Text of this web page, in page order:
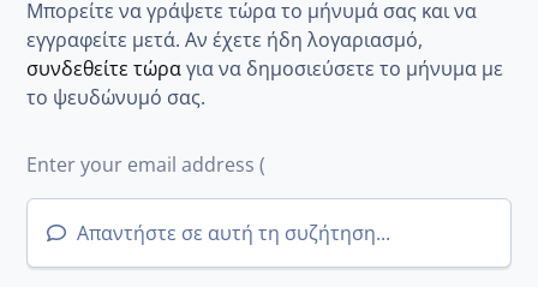
Μπορείτε να γράψετε τώρα το μήνυμά σας και να
εγγραφείτε μετά. Αν έχετε ήδη λογαριασμό,
συνδεθείτε τώραγια να δημοσιεύσετε το μήνυμα με
το ψευδώνυμό σας.
Απαντήστε σε αυτή τη συζήτηση...